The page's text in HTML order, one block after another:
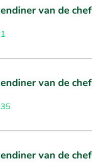
van de chef
van de chef
van de chef